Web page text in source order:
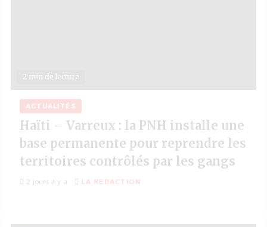
2 min de lecture
ACTUALITÉS
Haïti – Varreux : la PNH installe une
base permanente pour reprendre les
territoires contrôlés par les gangs
2 jours il y a LA REDACTION